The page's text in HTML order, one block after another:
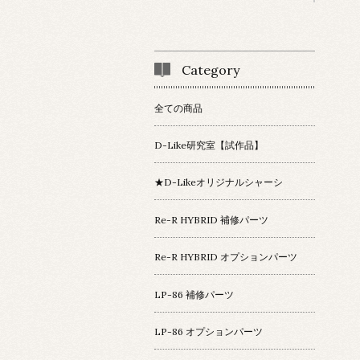
Category
全ての商品
D-Like研究室【試作品】
★D-Likeオリジナルシャーシ
Re-R HYBRID 補修パーツ
Re-R HYBRID オプションパーツ
LP-86 補修パーツ
LP-86 オプションパーツ